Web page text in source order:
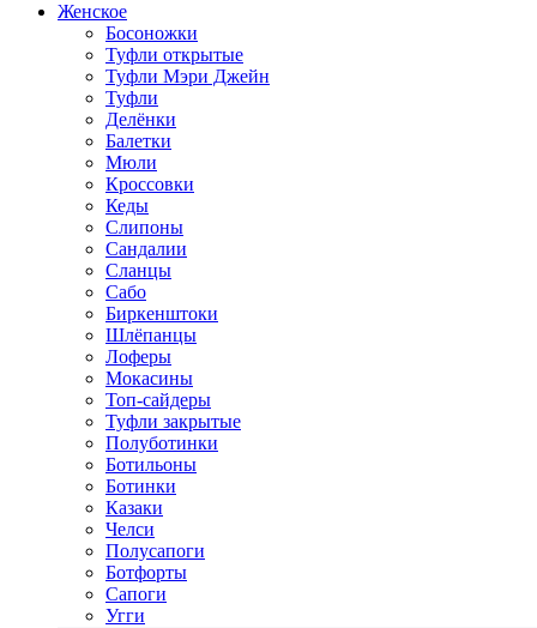
Женское
Босоножки
Туфли открытые
Туфли Мэри Джейн
Туфли
Делёнки
Балетки
Мюли
Кроссовки
Кеды
Слипоны
Сандалии
Сланцы
Сабо
Биркенштоки
Шлёпанцы
Лоферы
Мокасины
Топ-сайдеры
Туфли закрытые
Полуботинки
Ботильоны
Ботинки
Казаки
Челси
Полусапоги
Ботфорты
Сапоги
Угги